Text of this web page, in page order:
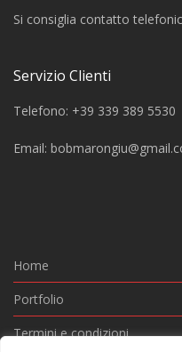
Si consiglia contatto
Servizio Clienti
Telefono: +39 339 389 5530
Email:
Home
Portfolio
Termini e condizioni